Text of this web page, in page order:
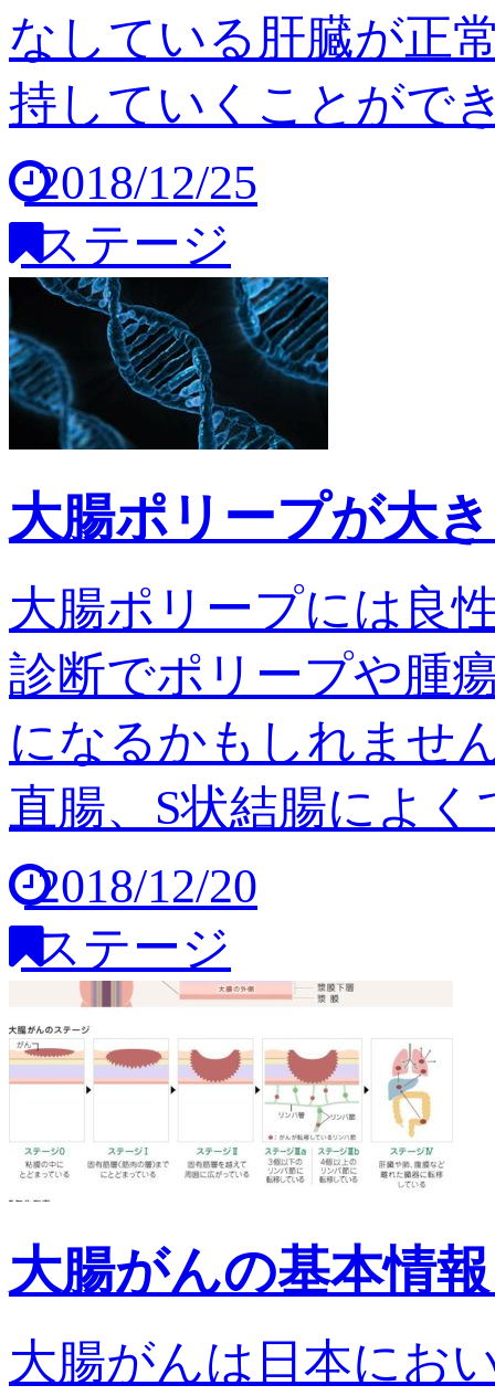
なしている肝臓が正
持していくことがで
2018/12/25
ステージ
大腸ポリープが大
大腸ポリープには良
診断でポリープや腫
になるかもしれませ
直腸、S状結腸によ
2018/12/20
ステージ
大腸がんの基本情
大腸がんは日本にお